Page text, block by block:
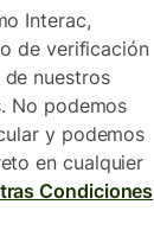
Interac,
de verificación
nuestros
No podemos
y podemos
en cualquier
Condiciones